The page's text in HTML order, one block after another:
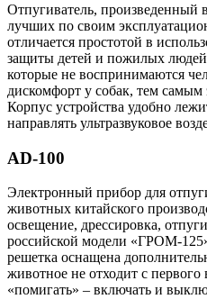
Отпугиватель, произведенный
лучших по своим
отличается простотой в
защиты детей и пожилых людей.
которые не воспринимаются
дискомфорт у собак, тем
Корпус устройства удобно
направлять ультразвуковое
AD-100
Электронный прибор для
животных китайского
освещение, дрессировка,
российской модели «ГРОМ-
решетка оснащена
животное не отходит с первого
«помигать» – включать и